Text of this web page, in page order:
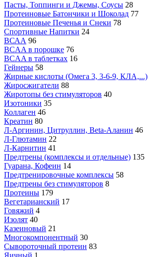
Пасты, Топпинги и Джемы, Соусы 28
Протеиновые Батончики и Шоколад 77
Протеиновые Печенья и Снеки 78
Спортивные Напитки 24
ВСАА 96
BCAA в порошке 76
BCAA в таблетках 16
Гейнеры 58
Жирные кислоты (Омега 3, 3-6-9, КЛА,...)
Жиросжигатели 88
Жиротопы без стимуляторов 40
Изотоники 35
Коллаген 46
Креатин 80
Л-Аргинин, Цитруллин, Beta-Аланин 46
Л-Глютамин 22
Л-Карнитин 41
Предтрены (комплексы и отдельные) 135
Гуарана, Кофеин 14
Предтренировочные комплексы 58
Предтрены без стимуляторов 8
Протеины 179
Вегетарианский 17
Говяжий 4
Изолят 40
Казеиновый 21
Многокомпонентный 30
Сывороточный протеин 83
Яичный 1